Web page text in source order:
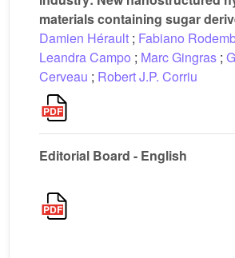
materials containing sugar
Damien Hérault ; Fabiano
Leandra Campo ; Marc Gingras ;
Cerveau ; Robert J.P. Corriu
Editorial Board - English